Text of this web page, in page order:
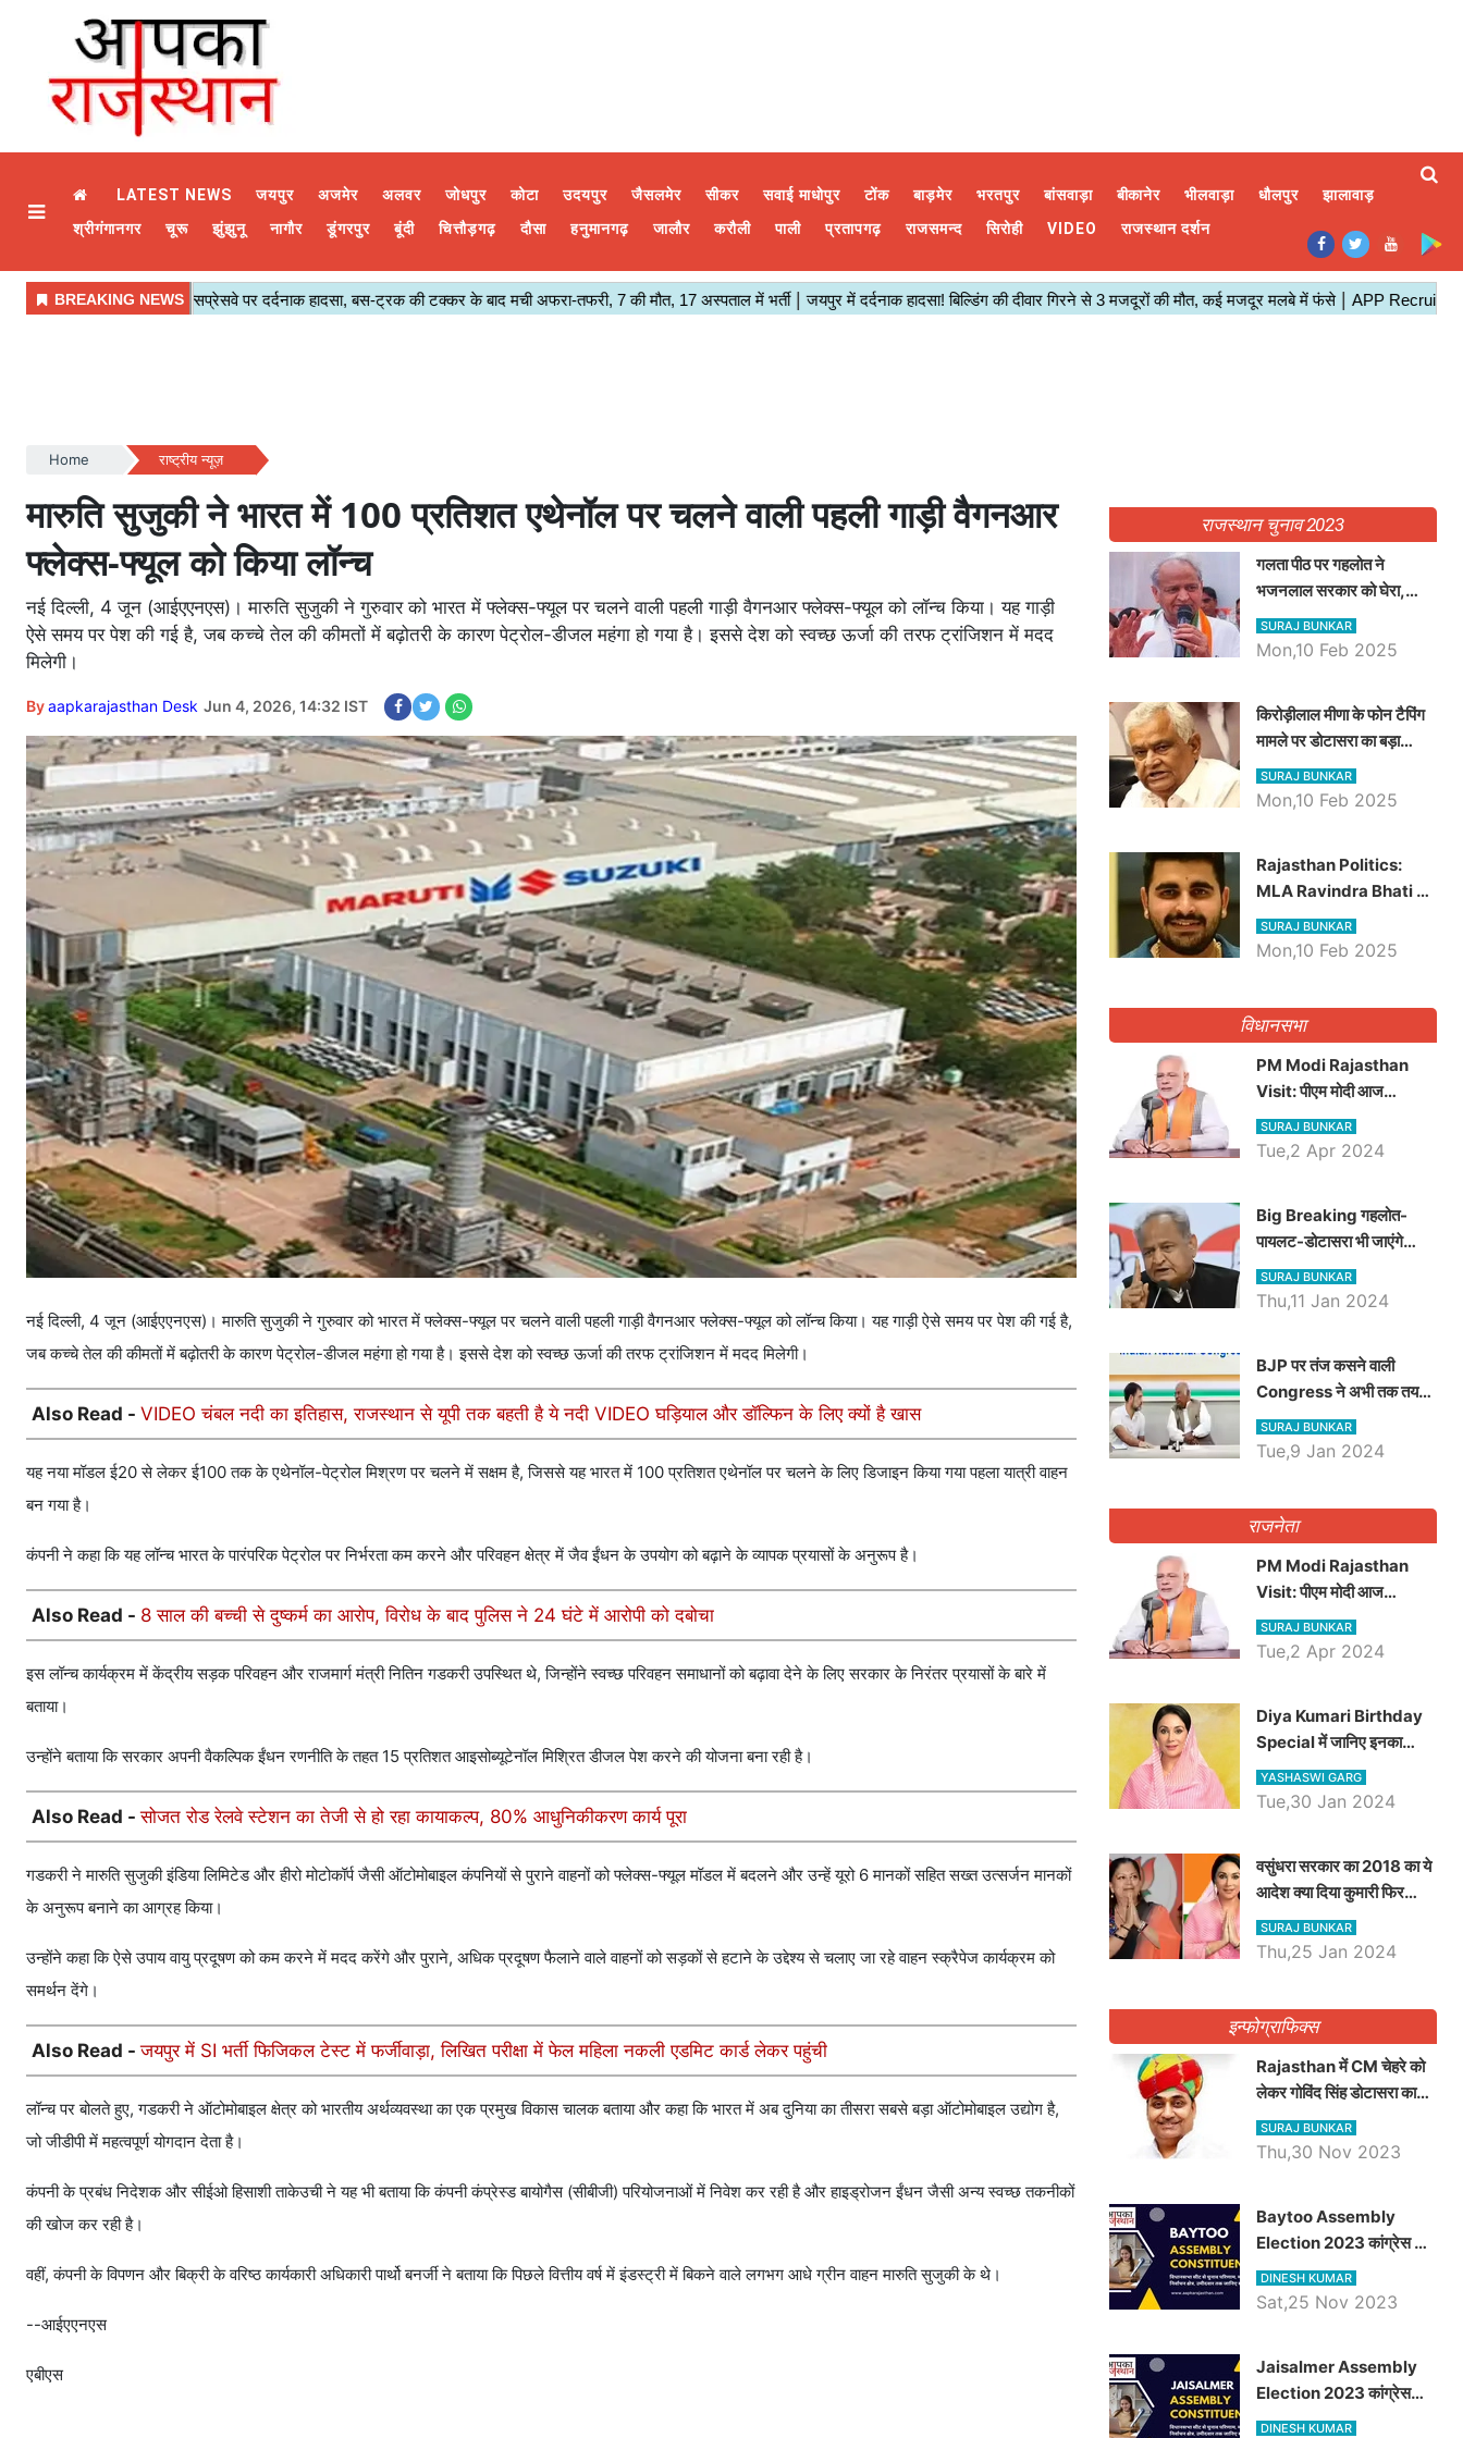
LATEST NEWS जयपुर अजमेर अलवर जोधपुर कोटा उदयपुर जैसलमेर सीकर सवाई माधोपुर टोंक बाड़मेर भरतपुर बांसवाड़ा बीकानेर भीलवाड़ा धौलपुर
झालावाड़
श्रीगंगानगर
चूरू झुंझुनू नागौर डूंगरपुर बूंदी चित्तौड़गढ़ दौसा हनुमानगढ़ जालौर करौली पाली प्रतापगढ़ राजसमन्द सिरोही VIDEO राजस्थान दर्शन
Home राष्ट्रीय न्यूज़
मारुति सुजुकी ने भारत में 100 प्रतिशत एथेनॉल पर चलने वाली पहली गाड़ी वैगनआर
फ्लेक्स-फ्यूल को किया लॉन्च
नई दिल्ली, 4 जून (आईएएनएस)। मारुति सुजुकी ने गुरुवार को भारत में फ्लेक्स-फ्यूल पर चलने वाली पहली गाड़ी वैगनआर फ्लेक्स-फ्यूल को लॉन्च किया। यह गाड़ी
ऐसे समय पर पेश की गई है, जब कच्चे तेल की कीमतों में बढ़ोतरी के कारण पेट्रोल-डीजल महंगा हो गया है। इससे देश को स्वच्छ ऊर्जा की तरफ ट्रांजिशन में मदद
मिलेगी।
Byaapkarajasthan Desk Jun 4, 2026, 14:32 IST
नई दिल्ली, 4 जून (आईएएनएस)। मारुति सुजुकी ने गुरुवार को भारत में फ्लेक्स-फ्यूल पर चलने वाली पहली गाड़ी वैगनआर फ्लेक्स-फ्यूल को लॉन्च किया। यह गाड़ी ऐसे समय पर पेश की गई है,
जब कच्चे तेल की कीमतों में बढ़ोतरी के कारण पेट्रोल-डीजल महंगा हो गया है। इससे देश को स्वच्छ ऊर्जा की तरफ ट्रांजिशन में मदद मिलेगी।
Also Read - VIDEO चंबल नदी का इतिहास, राजस्थान से यूपी तक बहती है ये नदी VIDEO घड़ियाल और डॉल्फिन के लिए क्यों है खास
यह नया मॉडल ई20 से लेकर ई100 तक के एथेनॉल-पेट्रोल मिश्रण पर चलने में सक्षम है, जिससे यह भारत में 100 प्रतिशत एथेनॉल पर चलने के लिए डिजाइन किया गया पहला यात्री वाहन
बन गया है।
कंपनी ने कहा कि यह लॉन्च भारत के पारंपरिक पेट्रोल पर निर्भरता कम करने और परिवहन क्षेत्र में जैव ईंधन के उपयोग को बढ़ाने के व्यापक प्रयासों के अनुरूप है।
Also Read - 8 साल की बच्ची से दुष्कर्म का आरोप, विरोध के बाद पुलिस ने 24 घंटे में आरोपी को दबोचा
इस लॉन्च कार्यक्रम में केंद्रीय सड़क परिवहन और राजमार्ग मंत्री नितिन गडकरी उपस्थित थे, जिन्होंने स्वच्छ परिवहन समाधानों को बढ़ावा देने के लिए सरकार के निरंतर प्रयासों के बारे में
बताया।
उन्होंने बताया कि सरकार अपनी वैकल्पिक ईंधन रणनीति के तहत 15 प्रतिशत आइसोब्यूटेनॉल मिश्रित डीजल पेश करने की योजना बना रही है।
Also Read -सोजत रोड रेलवे स्टेशन का तेजी से हो रहा कायाकल्प, 80% आधुनिकीकरण कार्य पूरा
गडकरी ने मारुति सुजुकी इंडिया लिमिटेड और हीरो मोटोकॉर्प जैसी ऑटोमोबाइल कंपनियों से पुराने वाहनों को फ्लेक्स-फ्यूल मॉडल में बदलने और उन्हें यूरो 6 मानकों सहित सख्त उत्सर्जन मानकों
के अनुरूप बनाने का आग्रह किया।
उन्होंने कहा कि ऐसे उपाय वायु प्रदूषण को कम करने में मदद करेंगे और पुराने, अधिक प्रदूषण फैलाने वाले वाहनों को सड़कों से हटाने के उद्देश्य से चलाए जा रहे वाहन स्क्रैपेज कार्यक्रम को
समर्थन देंगे।
Also Read -जयपुर में SI भर्ती फिजिकल टेस्ट में फर्जीवाड़ा, लिखित परीक्षा में फेल महिला नकली एडमिट कार्ड लेकर पहुंची
लॉन्च पर बोलते हुए, गडकरी ने ऑटोमोबाइल क्षेत्र को भारतीय अर्थव्यवस्था का एक प्रमुख विकास चालक बताया और कहा कि भारत में अब दुनिया का तीसरा सबसे बड़ा ऑटोमोबाइल उद्योग है,
जो जीडीपी में महत्वपूर्ण योगदान देता है।
कंपनी के प्रबंध निदेशक और सीईओ हिसाशी ताकेउची ने यह भी बताया कि कंपनी कंप्रेस्ड बायोगैस (सीबीजी) परियोजनाओं में निवेश कर रही है और हाइड्रोजन ईंधन जैसी अन्य स्वच्छ तकनीकों
की खोज कर रही है।
वहीं, कंपनी के विपणन और बिक्री के वरिष्ठ कार्यकारी अधिकारी पार्थो बनर्जी ने बताया कि पिछले वित्तीय वर्ष में इंडस्ट्री में बिकने वाले लगभग आधे ग्रीन वाहन मारुति सुजुकी के थे।
--आईएएनएस
एबीएस
राजस्थान चुनाव 2023
गलता पीठ पर गहलोत ने
भजनलाल सरकार को घेरा,
Video में देखें अब तक बड़ी
खबरें
SURAJ BUNKAR
Mon,10 Feb 2025
किरोड़ीलाल मीणा के फोन टैपिंग
मामले पर डोटासरा का बड़ा
आरोप, वीडियो में देखें AZ बड़ी
खबरें
SURAJ BUNKAR
Mon,10 Feb 2025
Rajasthan Politics:
MLA Ravindra Bhati ने
प्रदेश की शिक्षा व्यवस्था पर
उठाए सवाल, Madan
SURAJ BUNKAR
Mon,10 Feb 2025
विधानसभा
PM Modi Rajasthan
Visit: पीएम मोदी आज
राजस्थान में कोटपूतली में करेंगे
विशाल रैली, एक सभा से 8 सीटों
SURAJ BUNKAR
Tue,2 Apr 2024
Big Breaking गहलोत-
पायलट-डोटासरा भी जाएंगे
अयोध्या, करेंगे रामलला के दर्शन
SURAJ BUNKAR
Thu,11 Jan 2024
BJP पर तंज कसने वाली
Congress ने अभी तक तय
नहीं किया नेता प्रतिपक्ष, जानें
कौन होगा दावेदार
SURAJ BUNKAR
Tue,9 Jan 2024
राजनेता
PM Modi Rajasthan
Visit: पीएम मोदी आज
राजस्थान में कोटपूतली में करेंगे
विशाल रैली, एक सभा से 8 सीटों
SURAJ BUNKAR
Tue,2 Apr 2024
Diya Kumari Birthday
Special में जानिए इनका
राजकुमारी से राजस्थान की
डिप्टी सीएम बनने तक का सफर,
YASHASWI GARG
Tue,30 Jan 2024
वसुंधरा सरकार का 2018 का ये
आदेश क्या दिया कुमारी फिर
करेंगी लागू? कांग्रेस सरकार ने
किया था निरस्त
SURAJ BUNKAR
Thu,25 Jan 2024
इन्फोग्राफिक्स
Rajasthan में CM चेहरे को
लेकर गोविंद सिंह डोटासरा का
बड़ा बयान आया सामने, जानें
विचार
SURAJ BUNKAR
Thu,30 Nov 2023
Baytoo Assembly
Election 2023 कांग्रेस से
हरीश चौधरी तो बालाराम मुंड होंगे
भाजपा उम्मीदवार, जानिये बायतू
DINESH KUMAR
Sat,25 Nov 2023
​​​​​​​Jaisalmer Assembly
Election 2023 कांग्रेस
रूपा राम मेघवाल तो छोटु सिंह
DINESH KUMAR